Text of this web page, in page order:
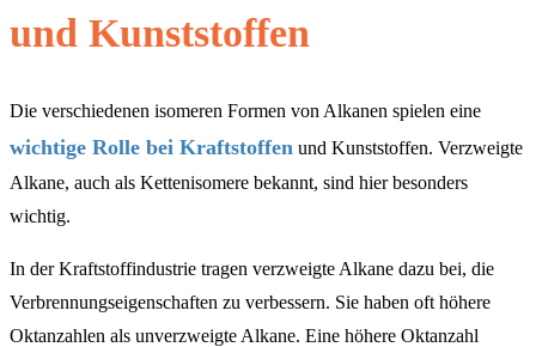
und Kunststoffen
Die verschiedenen isomeren Formen von Alkanen spielen eine
wichtige Rolle bei Kraftstoffen und Kunststoffen. Verzweigte
Alkane, auch als Kettenisomere bekannt, sind hier besonders
wichtig.
In der Kraftstoffindustrie tragen verzweigte Alkane dazu bei, die
Verbrennungseigenschaften zu verbessern. Sie haben oft höhere
Oktanzahlen als unverzweigte Alkane. Eine höhere Oktanzahl